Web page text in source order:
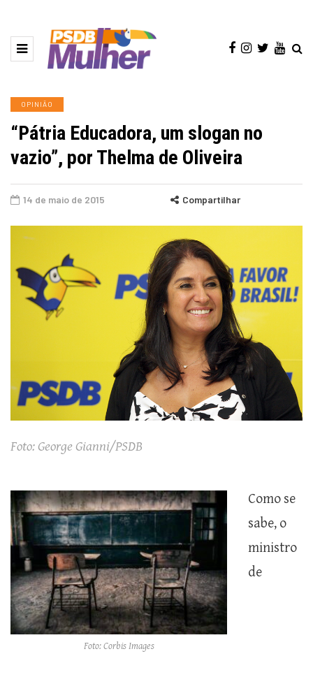
OPINIÃO
“Pátria Educadora, um slogan no
vazio”, por Thelma de Oliveira
14 de maio de 2015 Compartilhar
Foto: George Gianni/PSDB
Foto: Corbis Images
Como se
sabe, o
ministro
de